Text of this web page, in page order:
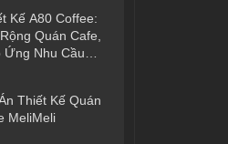
Kế A80 Coffee:
Quán Cafe,
Ứng Nhu Cầu
Thiết Kế Quán
MeliMeli